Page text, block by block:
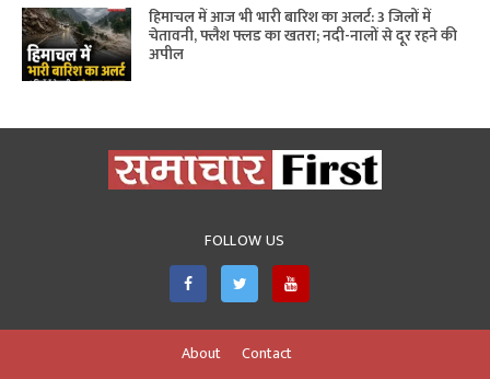
हिमाचल में आज भी भारी बारिश का अलर्ट: 3 जिलों में
चेतावनी, फ्लैश फ्लड का खतरा; नदी-नालों से दूर रहने की
अपील
FOLLOW US
About
Contact